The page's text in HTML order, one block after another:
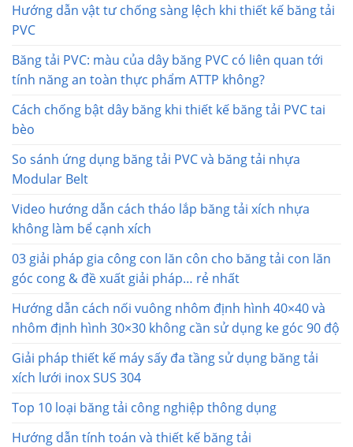
Hướng dẫn vật tư chống sàng lệch khi thiết kế băng tải
PVC
Băng tải PVC: màu của dây băng PVC có liên quan tới
tính năng an toàn thực phẩm ATTP không?
Cách chống bật dây băng khi thiết kế băng tải PVC tai
bèo
So sánh ứng dụng băng tải PVC và băng tải nhựa
Modular Belt
Video hướng dẫn cách tháo lắp băng tải xích nhựa
không làm bể cạnh xích
03 giải pháp gia công con lăn côn cho băng tải con lăn
góc cong & đề xuất giải pháp… rẻ nhất
Hướng dẫn cách nối vuông nhôm định hình 40×40 và
nhôm định hình 30×30 không cần sử dụng ke góc 90 độ
Giải pháp thiết kế máy sấy đa tầng sử dụng băng tải
xích lưới inox SUS 304
Top 10 loại băng tải công nghiệp thông dụng
Hướng dẫn tính toán và thiết kế băng tải